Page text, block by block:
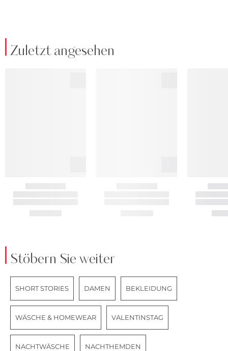
Zuletzt angesehen
Stöbern Sie weiter
SHORT STORIES DAMEN BEKLEIDUNG
WÄSCHE & HOMEWEAR VALENTINSTAG
NACHTWÄSCHE NACHTHEMDEN